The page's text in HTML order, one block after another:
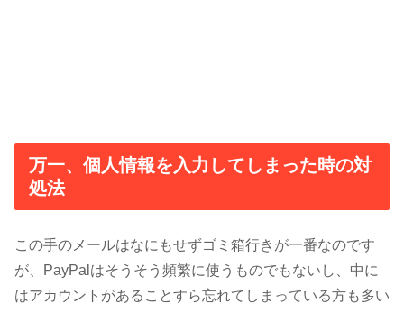
万一、個人情報を入力してしまった時の対
処法
この手のメールはなにもせずゴミ箱行きが一番なのです
が、PayPalはそうそう頻繁に使うものでもないし、中に
はアカウントがあることすら忘れてしまっている方も多い